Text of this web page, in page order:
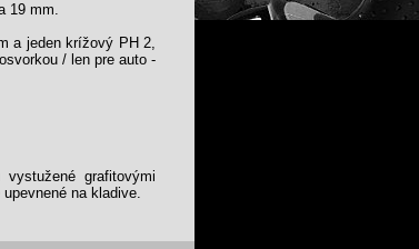
19 mm.
a jeden krížový PH 2,
/ len pre auto -
grafitovými
na kladive.